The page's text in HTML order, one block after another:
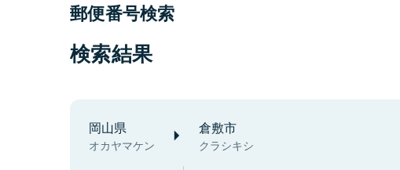
郵便番号検索
検索結果
岡山県
オカヤマケン
倉敷市
クラシキシ